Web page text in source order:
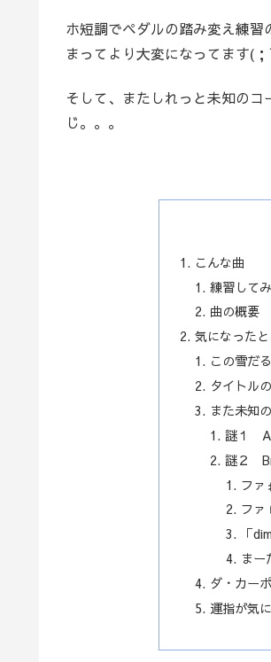
ホ短調でペダルの踏み変え練習
まってより大変になってます(；
そして、またしれっと未知の
じ。。。
こんな曲
練習して
曲の概要
気になったと
この雪だ
タイトル
また未知
謎１
謎２
フ
ファ
「
まー
ダ・カー
運指が気